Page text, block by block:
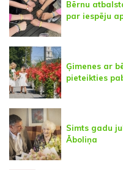
Bērnu
par iespēju
Ģimenes ar
pieteikties
Simts gadu
Āboliņa